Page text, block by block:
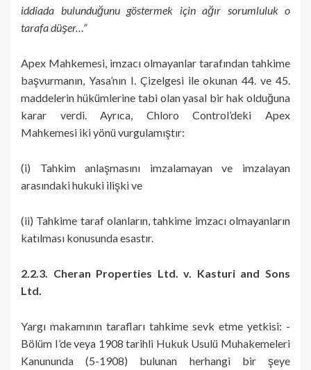
iddiada bulunduğunu göstermek için ağır sorumluluk o
tarafa düşer…”
Apex Mahkemesi, imzacı olmayanlar tarafından tahkime
başvurmanın, Yasa’nın I. Çizelgesi ile okunan 44. ve 45.
maddelerin hükümlerine tabi olan yasal bir hak olduğuna
karar verdi. Ayrıca, Chloro Control’deki Apex
Mahkemesi iki yönü vurgulamıştır:
(i) Tahkim anlaşmasını imzalamayan ve imzalayan
arasındaki hukuki ilişki ve
(ii) Tahkime taraf olanların, tahkime imzacı olmayanların
katılması konusunda esastır.
2.2.3. Cheran Properties Ltd. v. Kasturi and Sons
Ltd.
Yargı makamının tarafları tahkime sevk etme yetkisi: -
Bölüm I’de veya 1908 tarihli Hukuk Usulü Muhakemeleri
Kanununda (5-1908) bulunan herhangi bir şeye